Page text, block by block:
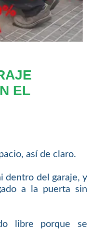
EL
así de claro.
dentro del garaje, y
a la puerta sin
libre porque se